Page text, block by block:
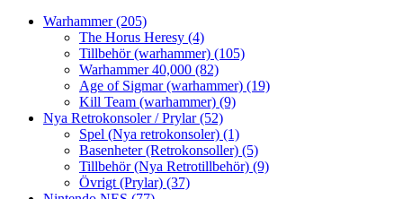
Warhammer(205)
The Horus Heresy (4)
Tillbehör (warhammer) (105)
Warhammer 40,000 (82)
Age of Sigmar (warhammer) (19)
Kill Team (warhammer) (9)
Nya Retrokonsoler / Prylar(52)
Spel (Nya retrokonsoler) (1)
Basenheter (Retrokonsoller) (5)
Tillbehör (Nya Retrotillbehör) (9)
Övrigt (Prylar) (37)